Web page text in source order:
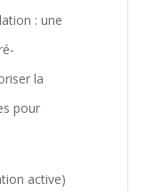
: une
la
pour
active)